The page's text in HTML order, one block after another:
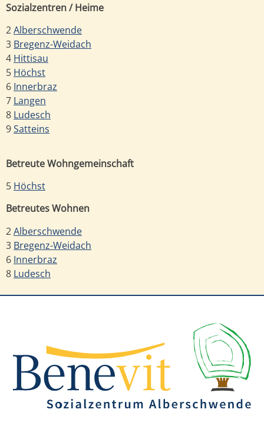
Sozialzentren / Heime
2Alberschwende
3 Bregenz-Weidach
4 Hittisau
5 Höchst
6 Innerbraz
7 Langen
8 Ludesch
9Satteins
Betreute Wohngemeinschaft
5 Höchst
Betreutes Wohnen
2Alberschwende
3 Bregenz-Weidach
6 Innerbraz
8 Ludesch